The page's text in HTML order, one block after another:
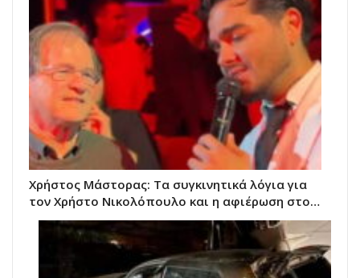
Χρήστος Μάστορας: Τα συγκινητικά λόγια για
τον Χρήστο Νικολόπουλο και η αφιέρωση στο…